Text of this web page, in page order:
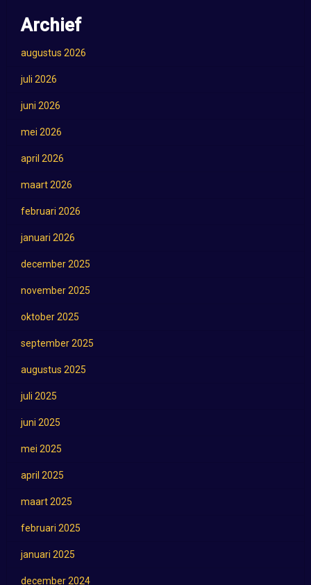
Archief
augustus 2026
juli 2026
juni 2026
mei 2026
april 2026
maart 2026
februari 2026
januari 2026
december 2025
november 2025
oktober 2025
september 2025
augustus 2025
juli 2025
juni 2025
mei 2025
april 2025
maart 2025
februari 2025
januari 2025
december 2024